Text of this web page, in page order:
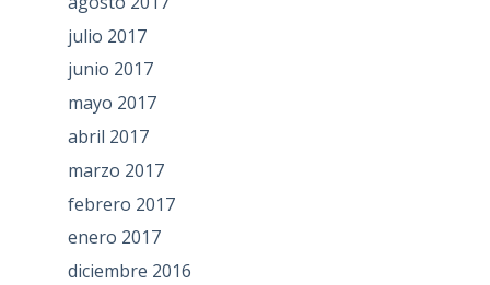
julio 2017
junio 2017
mayo 2017
abril 2017
marzo 2017
febrero 2017
enero 2017
diciembre 2016